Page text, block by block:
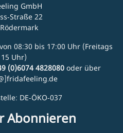
GmbH
Straße 22
08:30 bis 17:00 Uhr (Freitags
Uhr)
(0)6074 4828080 oder über
DE-ÖKO-037
Abonnieren